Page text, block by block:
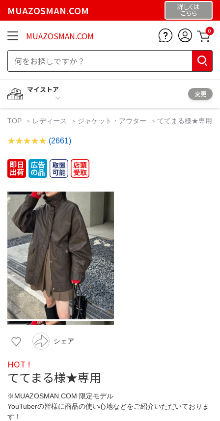
MUAZOSMAN.COM 詳しくは
こちら
MUAZOSMAN.COM 0
マイストア
変更
TOP レディース ジャケット・アウター ててまる様★専用
(2661)
シェア
HOT !
ててまる様★専用
※MUAZOSMAN.COM 限定モデル
YouTuberの皆様に商品の使い心地などをご紹介いただいておりま
す！